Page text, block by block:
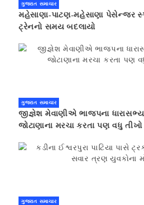
ગુજરાત સમાચાર
મહેસાણા-પાટણ-મહેસાણા પેસેન્જર
ટ્રેનનો સમય બદલાયો
ગુજરાત સમાચાર
જીજ્ઞેશ મેવાણીએ ભાજપના
જોટાણાના મરચા કરતા પણ વધુ
ગુજરાત સમાચાર